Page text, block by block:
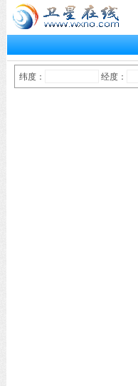
纬度： 经度：